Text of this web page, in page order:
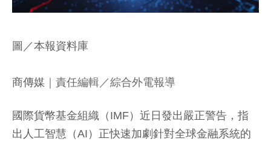
圖／本報資料庫
商傳媒 ｜責任編輯／綜合外電報導
國際貨幣基金組織（IMF）近日發出嚴正警告，指
出人工智慧（AI）正快速加劇針對全球金融系統的